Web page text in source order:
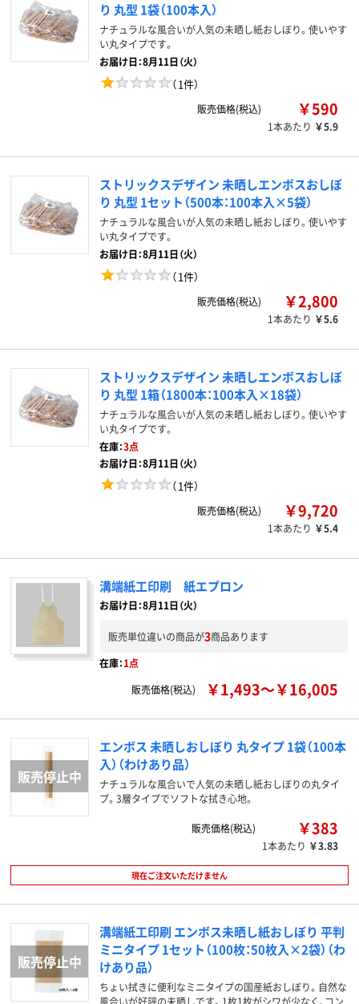
り 丸型 1袋（100本入）
ナチュラルな風合いが人気の未晒し紙おしぼり。使いやす
い丸タイプです。
お届け日：8月11日（火）
（1件）
販売価格(税込) ￥590
1本あたり ￥5.9
ストリックスデザイン 未晒しエンボスおしぼ
り 丸型 1セット（500本：100本入×5袋）
ナチュラルな風合いが人気の未晒し紙おしぼり。使いやす
い丸タイプです。
お届け日：8月11日（火）
（1件）
販売価格(税込) ￥2,800
1本あたり ￥5.6
ストリックスデザイン 未晒しエンボスおしぼ
り 丸型 1箱（1800本：100本入×18袋）
ナチュラルな風合いが人気の未晒し紙おしぼり。使いやす
い丸タイプです。
在庫：3点
お届け日：8月11日（火）
（1件）
販売価格(税込) ￥9,720
1本あたり ￥5.4
溝端紙工印刷 紙エプロン
お届け日：8月11日（火）
販売単位違いの商品が3商品あります
在庫：1点
販売価格(税込)
￥1,493～￥16,005
エンボス 未晒しおしぼり 丸タイプ 1袋（100本
入）（わけあり品）
ナチュラルな風合いで人気の未晒し紙おしぼりの丸タイ
プ。3層タイプでソフトな拭き心地。
販売価格(税込) ￥383
1本あたり ￥3.83
現在ご注文いただけません
溝端紙工印刷 エンボス未晒し紙おしぼり 平判
ミニタイプ 1セット（100枚：50枚入×2袋）（わ
けあり品）
ちょい拭きに便利なミニタイプの国産紙おしぼり。自然な
風合いが好評の未晒しです。1枚1枚がシワが少なく、コン